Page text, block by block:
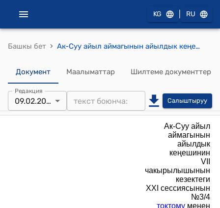
KG RU
Башкы бет › Ак-Суу айыл аймагынын айылдык кеңешинин 2021-жылдын 9-февралындагы № 3/4 "Ак-Суу айыл ɵкмɵтүнүн жер адисинин, вет адисинин жана айыл башчылардын Бузуулар Кодексинин негизинде айып салуу боюнча иштелип чыккан тартип" эрежелери
Документ Маалыматтар Шилтеме документтер
Редакция
09.02.2021 Салыштыруу